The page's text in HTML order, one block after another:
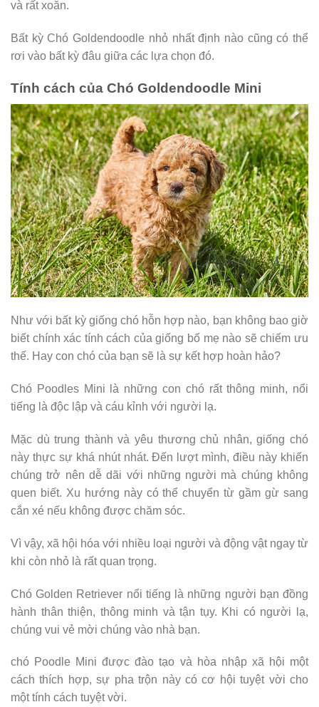
và rất xoăn.
Bất kỳ Chó Goldendoodle nhỏ nhất định nào cũng có thể
rơi vào bất kỳ đâu giữa các lựa chọn đó.
Tính cách của Chó Goldendoodle Mini
Như với bất kỳ giống chó hỗn hợp nào, bạn không bao giờ
biết chính xác tính cách của giống bố mẹ nào sẽ chiếm ưu
thế. Hay con chó của bạn sẽ là sự kết hợp hoàn hảo?
Chó Poodles Mini là những con chó rất thông minh, nổi
tiếng là độc lập và cáu kỉnh với người lạ.
Mặc dù trung thành và yêu thương chủ nhân, giống chó
này thực sự khá nhút nhát. Đến lượt mình, điều này khiến
chúng trở nên dễ dãi với những người mà chúng không
quen biết. Xu hướng này có thể chuyển từ gầm gừ sang
cắn xé nếu không được chăm sóc.
Vì vậy, xã hội hóa với nhiều loại người và động vật ngay từ
khi còn nhỏ là rất quan trọng.
Chó Golden Retriever nổi tiếng là những người bạn đồng
hành thân thiện, thông minh và tận tụy. Khi có người lạ,
chúng vui vẻ mời chúng vào nhà bạn.
chó Poodle Mini được đào tạo và hòa nhập xã hội một
cách thích hợp, sự pha trộn này có cơ hội tuyệt vời cho
một tính cách tuyệt vời.